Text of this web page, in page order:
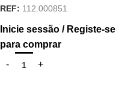
REF: 112.000851
Inicie sessão / Registe-se
para comprar